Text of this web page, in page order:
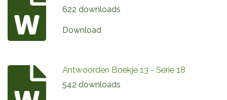
622 downloads
Download
Antwoorden Boekje 13 - Serie 18
542 downloads